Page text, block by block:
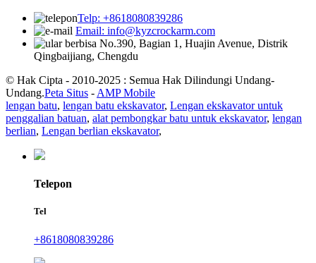
Telp: +8618080839286
Email: info@kyzcrockarm.com
No.390, Bagian 1, Huajin Avenue, Distrik
Qingbaijiang, Chengdu
© Hak Cipta - 2010-2025 : Semua Hak Dilindungi Undang-
Undang.Peta Situs - AMP Mobile
lengan batu, lengan batu ekskavator, Lengan ekskavator untuk
penggalian batuan, alat pembongkar batu untuk ekskavator, lengan
berlian, Lengan berlian ekskavator,
Telepon
Tel
+8618080839286